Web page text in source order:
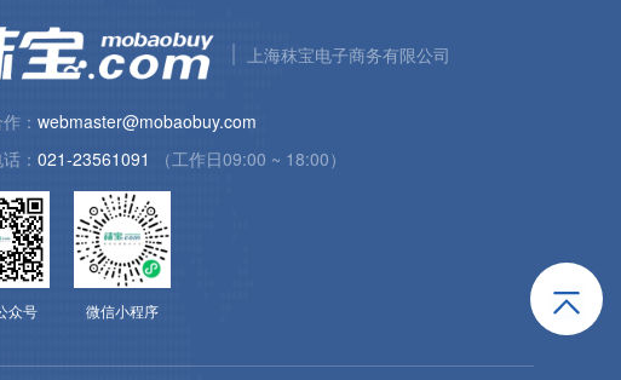
上海秣宝电子商务有限公司
： webmaster@mobaobuy.com
： 021-23561091 （工作日09:00 ~ 18:00）
众号 微信小程序